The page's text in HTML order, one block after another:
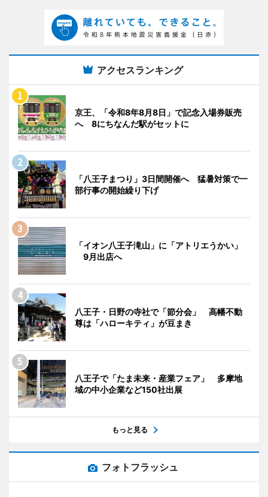
アクセスランキング
京王、「令和8年8月8日」で記念入場券販売
へ 8にちなんだ駅がセットに
「八王子まつり」3日間開催へ 猛暑対策で一
部行事の開始繰り下げ
「イオン八王子滝山」に「アトリエうかい」
9月出店へ
八王子・日野の寺社で「節分会」 高幡不動
尊は「ハローキティ」が豆まき
八王子で「たま未来・産業フェア」 多摩地
域の中小企業など150社出展
もっと見る
フォトフラッシュ